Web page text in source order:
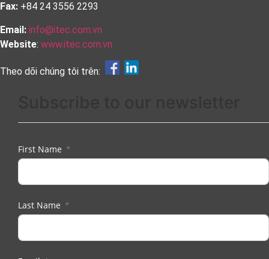
Fax: +84 24 3556 2293
Email: info@itec.com.vn
Website: www.itec.com.vn
Theo dõi chúng tôi trên:
First Name
Last Name